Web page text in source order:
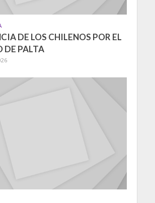
DE LOS CHILENOS POR EL
DE PALTA